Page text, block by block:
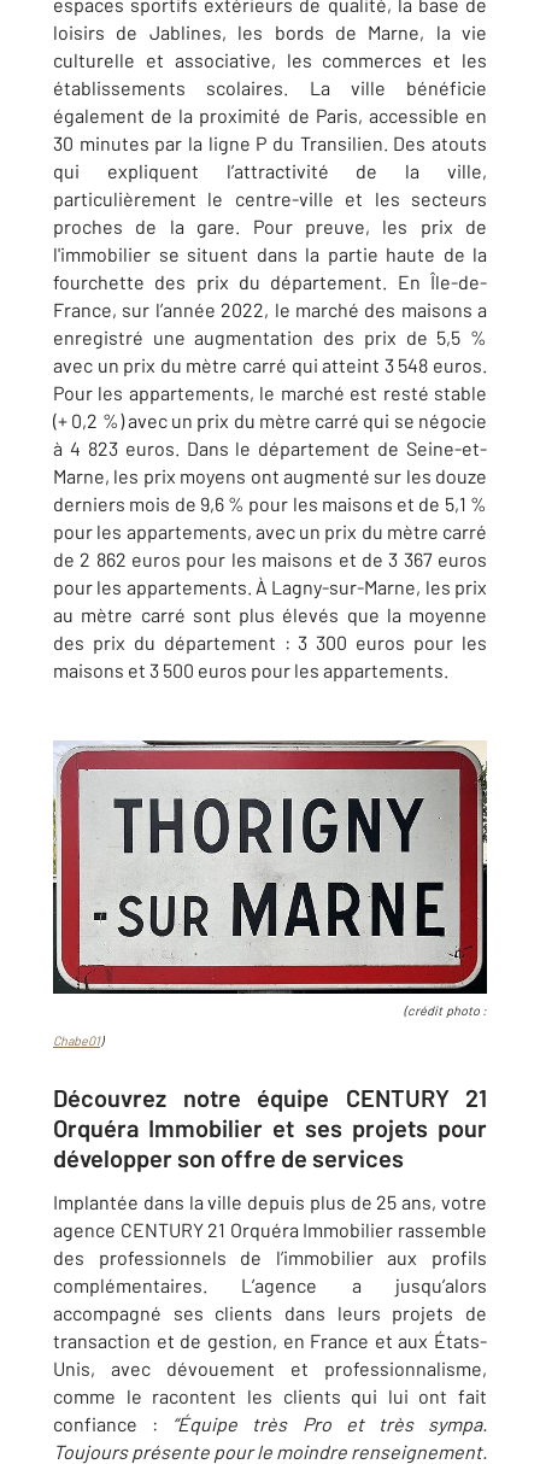
loisirs de Jablines, les bords de Marne, la vie
culturelle et associative, les commerces et les
établissements scolaires. La ville bénéficie
également de la proximité de Paris, accessible en
30 minutes par la ligne P du Transilien. Des atouts
qui expliquent l’attractivité de la ville,
particulièrement le centre-ville et les secteurs
proches de la gare. Pour preuve, les prix de
l'immobilier se situent dans la partie haute de la
fourchette des prix du département. En Île-de-
France, sur l’année 2022, le marché des maisons a
enregistré une augmentation des prix de 5,5 %
avec un prix du mètre carré qui atteint 3 548 euros.
Pour les appartements, le marché est resté stable
(+ 0,2 %) avec un prix du mètre carré qui se négocie
à 4 823 euros. Dans le département de Seine-et-
Marne, les prix moyens ont augmenté sur les douze
derniers mois de 9,6 % pour les maisons et de 5,1 %
pour les appartements, avec un prix du mètre carré
de 2 862 euros pour les maisons et de 3 367 euros
pour les appartements. À Lagny-sur-Marne, les prix
au mètre carré sont plus élevés que la moyenne
des prix du département : 3 300 euros pour les
maisons et 3 500 euros pour les appartements.
(crédit photo :
Chabe01)
Découvrez notre équipe CENTURY 21
Orquéra Immobilier et ses projets pour
développer son offre de services
Implantée dans la ville depuis plus de 25 ans, votre
agence CENTURY 21 Orquéra Immobilier rassemble
des professionnels de l’immobilier aux profils
complémentaires. L’agence a jusqu’alors
accompagné ses clients dans leurs projets de
transaction et de gestion, en France et aux États-
Unis, avec dévouement et professionnalisme,
comme le racontent les clients qui lui ont fait
confiance : “Équipe très Pro et très sympa.
Toujours présente pour le moindre renseignement.